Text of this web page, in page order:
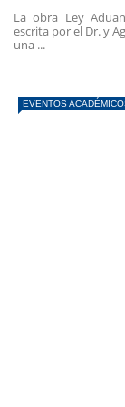
La obra Ley
escrita por el Dr. y
una ...
EVENTOS